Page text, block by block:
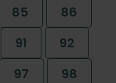
85
86
91
92
97
98